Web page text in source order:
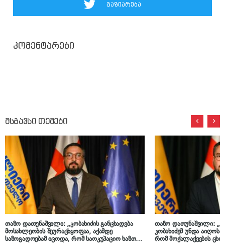
გაზიარება
კომენტარები
მსგავსი თემები
თაზო დათუნაშვილი: „კობახიძის განცხადება
მოსახლეობის შეურაცხყოფაა, აქამდე
საზოგადოებამ იცოდა, რომ საოკუპაციო ხაზთან
თაზო დათუნაშვილი:
კობახიძემ უნდა აიღოს
რომ მოქალაქეების